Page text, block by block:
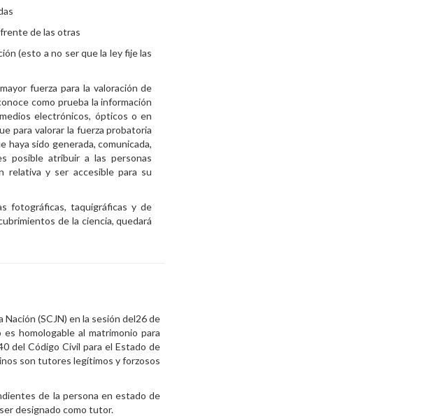
de las otras
(esto a no ser que la ley fije las
fuerza para la valoración de
como prueba la información
electrónicos, ópticos o en
para valorar la fuerza probatoria
haya sido generada, comunicada,
posible atribuir a las personas
relativa y ser accesible para su
fotográficas, taquigráficas y de
de la ciencia, quedará
Nación (SCJN) en la sesión del26 de
homologable al matrimonio para
del Código Civil para el Estado de
son tutores legítimos y forzosos
de la persona en estado de
designado como tutor.